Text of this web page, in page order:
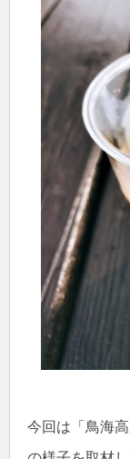
今回は「鳥海